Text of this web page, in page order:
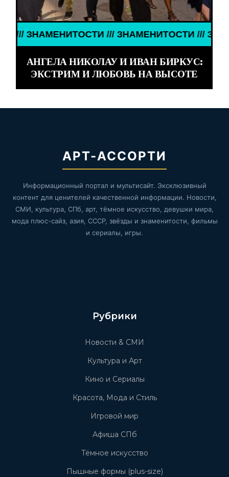
/// ЗНАМЕНИТОСТИ ///
АНГЕЛА НИКОЛАУ И ИВАН БИРКУС:
ЭКСТРИМ И ЛЮБОВЬ НА ВЫСОТЕ
АРТ-АССОРТИ
Информационный портал и мультисайт. Эксклюзивный
контент для ценителей качественной информации. Новости,
СМИ, культура, СПб, арт, тёмное искусство, девушки мира,
мода плюс-сайз, азия, СССР, звёзды и знаменитости, фильмы
и сериалы, игры.
Рубрики
Новости & СМИ
Культура и Арт
Кино и Сериалы
Красота, Мода и Стиль
Игровой мир
Афиша СПб
Тёмное искусство
Пышные формы (plus-size)